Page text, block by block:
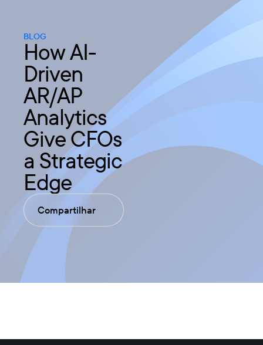
BLOG
How AI-
Driven
AR/AP
Analytics
Give CFOs
a Strategic
Edge
Compartilhar